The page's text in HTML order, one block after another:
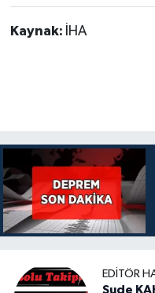
Kaynak: İHA
EDITÖR
Sude